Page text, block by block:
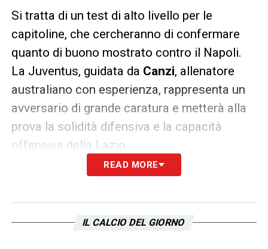
Si tratta di un test di alto livello per le
capitoline, che cercheranno di confermare
quanto di buono mostrato contro il Napoli.
La Juventus, guidata da Canzi, allenatore
australiano con esperienza, rappresenta un
avversario di grande caratura e metterà alla
prova la solidità difensiva e la capacità
offensiva della Lazio.
Dove vedere la partita in diretta
Il match sarà trasmessoin diretta live e on
demandsu Vivo Azzurro TV, la piattaforma
READ MORE
IL CALCIO DEL GIORNO